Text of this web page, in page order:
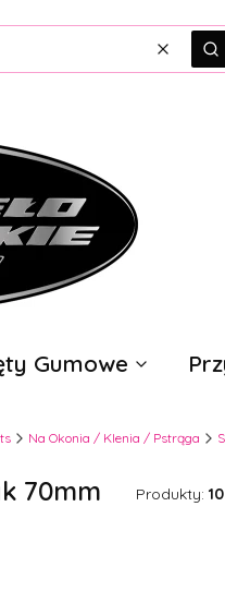
Gumowe
Na Okonia / Klenia / Pstrąga
70mm Produkty: 10